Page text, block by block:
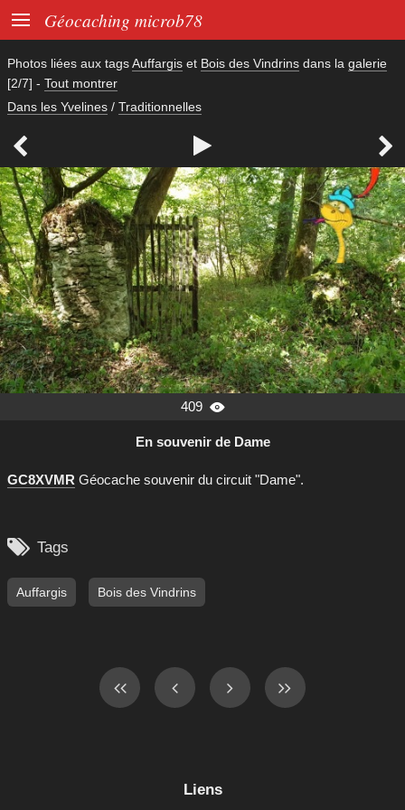
 Géocaching microb78
Photos liées aux tagsAuffargis et Bois des Vindrins dans la galerie
[2/7] - Tout montrer
Dans les Yvelines / Traditionnelles
  
409 
En souvenir de Dame
GC8XVMR Géocache souvenir du circuit "Dame".
 Tags
Auffargis Bois des Vindrins
Liens